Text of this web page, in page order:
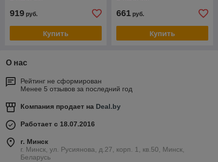
919 руб.
Купить
661 руб.
Купить
О нас
Рейтинг не сформирован
Менее 5 отзывов за последний год
Компания продает на Deal.by
Работает с 18.07.2016
г. Минск
г. Минск, ул. Русиянова, д.27, корп. 1, кв.50, Минск,
Беларусь